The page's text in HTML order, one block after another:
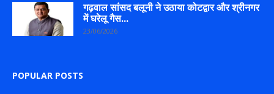
गढ़वाल सांसद बलूनी ने उठाया कोटद्वार और श्रीनगर
में घरेलू गैस...
23/06/2026
POPULAR POSTS